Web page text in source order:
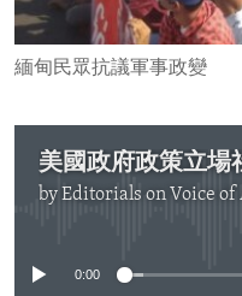
IDEALS AND
緬甸民眾抗議軍事政變
byEditorials on Voice of
0:00